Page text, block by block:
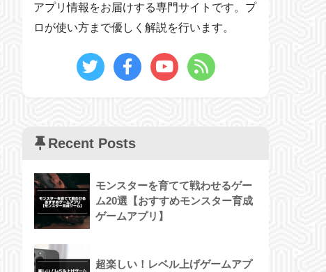
アプリ情報をお届けする専門サイトです。プ
ロが使い方まで優しく解説を行います。
Recent Posts
モンスターを育てて戦わせるゲー
ム20選【おすすめモンスター育成
ゲームアプリ】
超楽しい！レベル上げゲームアプ